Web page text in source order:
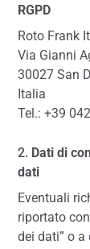
RGPD
Roto Frank
Via Gianni
30027 San
Italia
Tel.: +39
2. Dati di
dati
Eventuali
riportato
dei dati” o